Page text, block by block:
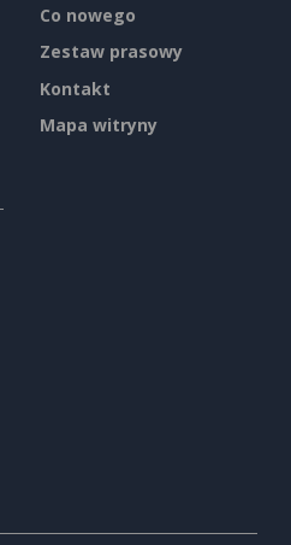
Co nowego
Zestaw prasowy
Kontakt
Mapa witryny